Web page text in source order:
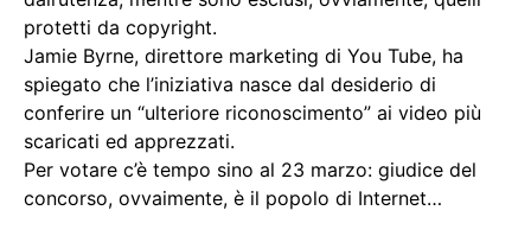
protetti da copyright.
Jamie Byrne, direttore marketing di You Tube, ha
spiegato che l’iniziativa nasce dal desiderio di
conferire un “ulteriore riconoscimento” ai video più
scaricati ed apprezzati.
Per votare c’è tempo sino al 23 marzo: giudice del
concorso, ovvaimente, è il popolo di Internet…